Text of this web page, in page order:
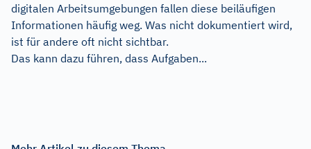
digitalen Arbeitsumgebungen fallen diese beiläufigen
Informationen häufig weg. Was nicht dokumentiert wird,
ist für andere oft nicht sichtbar.
Das kann dazu führen, dass Aufgaben...